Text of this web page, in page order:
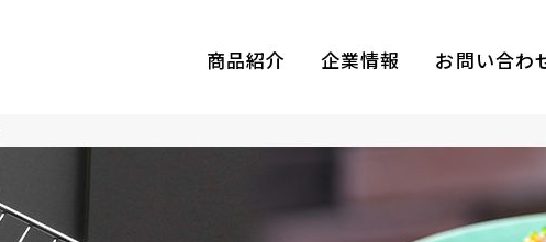
商品紹介 企業情報 お問い合わ